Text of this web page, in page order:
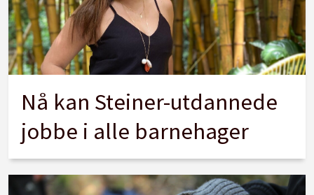
Nå kan Steiner-utdannede
jobbe i alle barnehager